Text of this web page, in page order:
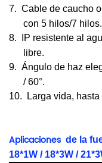
7. Cable de caucho
con 5 hilos/7 hilos.
8.
IP resistente al
libre.
9. Ángulo de haz
/ 60°.
10.
Larga vida,
Aplicaciones de la
18*1W / 18*3W /